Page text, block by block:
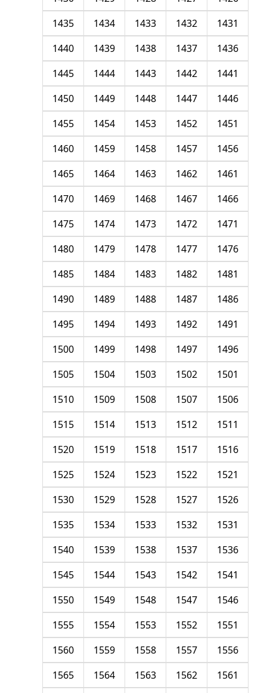
1431
1432
1433
1434
1435
1436
1437
1438
1439
1440
1441
1442
1443
1444
1445
1446
1447
1448
1449
1450
1451
1452
1453
1454
1455
1456
1457
1458
1459
1460
1461
1462
1463
1464
1465
1466
1467
1468
1469
1470
1471
1472
1473
1474
1475
1476
1477
1478
1479
1480
1481
1482
1483
1484
1485
1486
1487
1488
1489
1490
1491
1492
1493
1494
1495
1496
1497
1498
1499
1500
1501
1502
1503
1504
1505
1506
1507
1508
1509
1510
1511
1512
1513
1514
1515
1516
1517
1518
1519
1520
1521
1522
1523
1524
1525
1526
1527
1528
1529
1530
1531
1532
1533
1534
1535
1536
1537
1538
1539
1540
1541
1542
1543
1544
1545
1546
1547
1548
1549
1550
1551
1552
1553
1554
1555
1556
1557
1558
1559
1560
1561
1562
1563
1564
1565